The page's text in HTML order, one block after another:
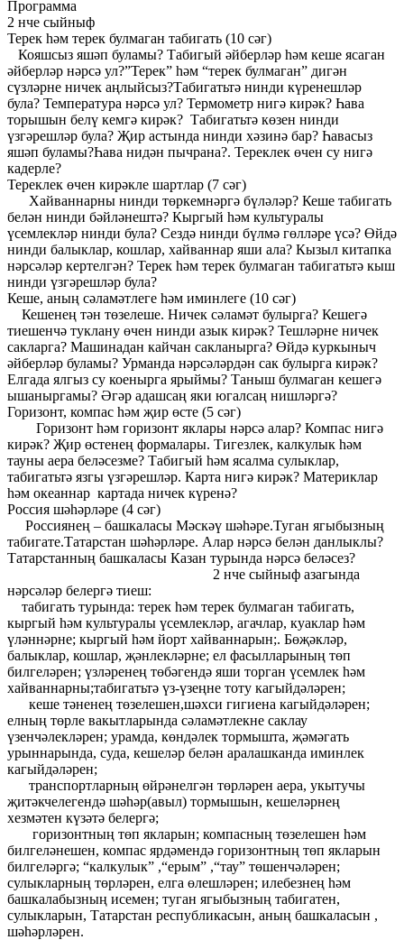
Программа
2 нче сыйныф
Терек һәм терек булмаган табигать (10 сәг)
Кояшсыз яшәп буламы? Табигый әйберләр һәм кеше ясаган
әйберләр нәрсә ул?”Терек” һәм “терек булмаган” дигән
сүзләрне ничек аңлыйсыз?Табигатьтә нинди күренешләр
була? Температура нәрсә ул? Термометр нигә кирәк? Һава
торышын белү кемгә кирәк? Табигатьтә көзен нинди
үзгәрешләр була? Җир астында нинди хәзинә бар? Һавасыз
яшәп буламы?Һава нидән пычрана?. Тереклек өчен су нигә
кадерле?
Тереклек өчен кирәкле шартлар (7 сәг)
Хайваннарны нинди төркемнәргә бүләләр? Кеше табигать
белән нинди бәйләнештә? Кыргый һәм культуралы
үсемлекләр нинди була? Сездә нинди бүлмә гөлләре үсә? Өйдә
нинди балыклар, кошлар, хайваннар яши ала? Кызыл китапка
нәрсәләр кертелгән? Терек һәм терек булмаган табигатьтә кыш
нинди үзгәрешләр була?
Кеше, аның сәламәтлеге һәм иминлеге (10 сәг)
Кешенең тән төзелеше. Ничек сәламәт булырга? Кешегә
тиешенчә туклану өчен нинди азык кирәк? Тешләрне ничек
сакларга? Машинадан кайчан сакланырга? Өйдә куркыныч
әйберләр буламы? Урманда нәрсәләрдән сак булырга кирәк?
Елгада ялгыз су коенырга ярыймы? Таныш булмаган кешегә
ышаныргамы? Әгәр адашсаң яки югалсаң нишләргә?
Горизонт, компас һәм җир өсте (5 сәг)
Горизонт һәм горизонт яклары нәрсә алар? Компас нигә
кирәк? Җир өстенең формалары. Тигезлек, калкулык һәм
тауны аера беләсезме? Табигый һәм ясалма сулыклар,
табигатьтә язгы үзгәрешләр. Карта нигә кирәк? Материклар
һәм океаннар картада ничек күренә?
Россия шәһәрләре (4 сәг)
Россиянең – башкаласы Мәскәү шәһәре.Туган ягыбызның
табигате.Татарстан шәһәрләре. Алар нәрсә белән данлыклы?
Татарстанның башкаласы Казан турында нәрсә беләсез?
2 нче сыйныф азагында
нәрсәләр белергә тиеш:
табигать турында: терек һәм терек булмаган табигать,
кыргый һәм культуралы үсемлекләр, агачлар, куаклар һәм
үләннәрне; кыргый һәм йорт хайваннарын;. Бөҗәкләр,
балыклар, кошлар, җәнлекләрне; ел фасылларының төп
билгеләрен; үзләренең төбәгендә яши торган үсемлек һәм
хайваннарны;табигатьтә үз-үзеңне тоту кагыйдәләрен;
кеше тәненең төзелешен,шәхси гигиена кагыйдәләрен;
елның төрле вакытларында сәламәтлекне саклау
үзенчәлекләрен; урамда, көндәлек тормышта, җәмәгать
урыннарында, суда, кешеләр белән аралашканда иминлек
кагыйдәләрен;
транспортларның өйрәнелгән төрләрен аера, укытучы
җитәкчелегендә шәһәр(авыл) тормышын, кешеләрнең
хезмәтен күзәтә белергә;
горизонтның төп якларын; компасның төзелешен һәм
билгеләнешен, компас ярдәмендә горизонтның төп якларын
билгеләргә; “калкулык” ,“ерым” ,“тау” төшенчәләрен;
сулыкларның төрләрен, елга өлешләрен; илебезнең һәм
башкалабызның исемен; туган ягыбызның табигатен,
сулыкларын, Татарстан республикасын, аның башкаласын ,
шәһәрләрен.